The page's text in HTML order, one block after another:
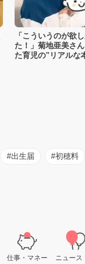
「こういうのが欲
た！」菊地亜美さ
た育児の”リアルな
#出生届 #初穂料
仕事・マネー
ニュース